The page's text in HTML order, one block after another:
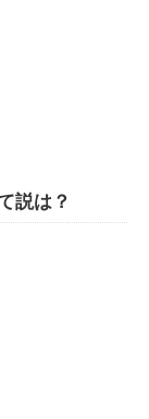
説は？